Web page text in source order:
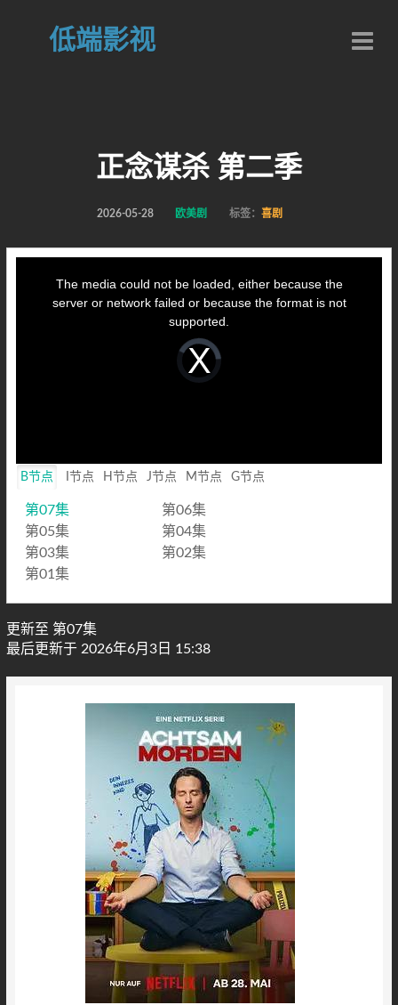
低端影视
正念谋杀 第二季
2026-05-28 欧美剧 标签： 喜剧
Video
Player
loading.
The media could not be loaded, either because the
server or network failed or because the format is not
supported.
B节点 I节点 H节点 J节点 M节点 G节点
第07集
第06集
第05集
第04集
第03集
第02集
第01集
更新至 第07集
最后更新于 2026年6月3日 15:38